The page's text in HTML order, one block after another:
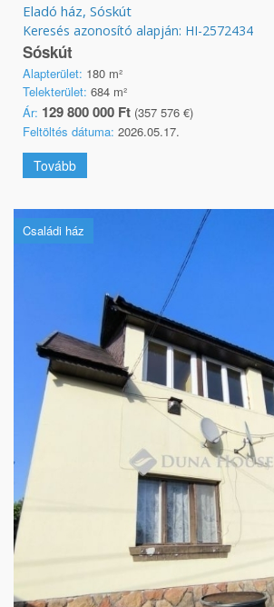
Eladó ház, Sóskút
Keresés azonosító alapján: HI-2572434
Sóskút
Alapterület: 180 m²
Telekterület: 684 m²
Ár: 129 800 000 Ft (357 576 €)
Feltöltés dátuma: 2026.05.17.
Tovább
Családi ház